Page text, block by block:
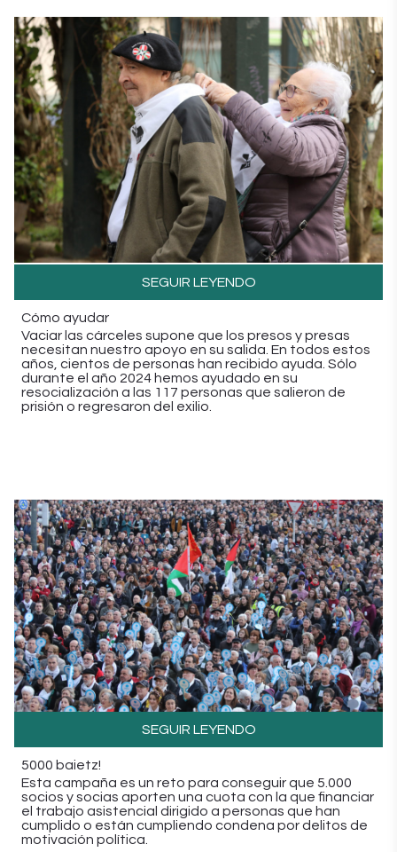
SEGUIR LEYENDO
Cómo ayudar
Vaciar las cárceles supone que los presos y presas
necesitan nuestro apoyo en su salida. En todos estos
años, cientos de personas han recibido ayuda. Sólo
durante el año 2024 hemos ayudado en su
resocialización a las 117 personas que salieron de
prisión o regresaron del exilio.
SEGUIR LEYENDO
5000 baietz!
Esta campaña es un reto para conseguir que 5.000
socios y socias aporten una cuota con la que financiar
el trabajo asistencial dirigido a personas que han
cumplido o están cumpliendo condena por delitos de
motivación política.